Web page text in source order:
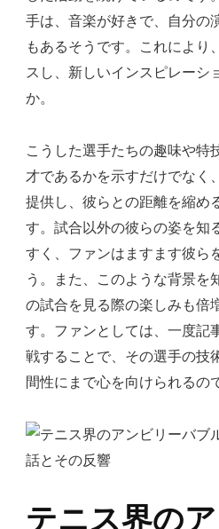
手は、音楽が好きで、自分の
もあるそうです。これにより
スし、新しいインスピレーシ
か。
こうした選手たちの趣味や特
才であるかを示すだけでなく
提供し、彼らとの距離を縮め
す。試合以外の彼らの姿を知
すく、ファンはますます彼ら
う。また、このような背景を
の試合を見る際の楽しみも倍
す。ファンとしては、一度記
戦することで、その選手の技
間性にまで心を向けられるの
テニス界の